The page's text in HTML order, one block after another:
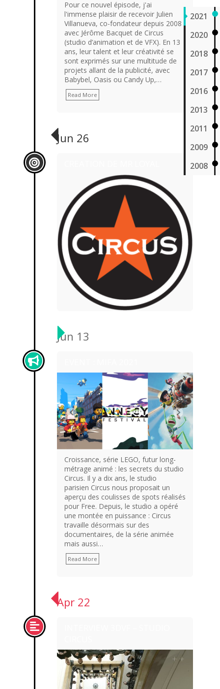
2021
2020
2018
2017
2016
2013
2011
2009
2008
Pour ce nouvel épisode, j'ai
l'immense plaisir de recevoir Julien
Villanueva, co-fondateur depuis 2008
avec Jérôme Bacquet de Circus
(studio d’animation et de VFX). En 13
ans, leur talent et leur créativité se
sont exprimés sur une multitude de
projets allant de la publicité, avec
Babybel, Oasis ou Candy Up,…
Read More
Jun 26
Jun 13
Croissance, série LEGO, futur long-
métrage animé : les secrets du studio
Circus. Il y a dix ans, le studio
parisien Circus nous proposait un
aperçu des coulisses de spots réalisés
pour Free. Depuis, le studio a opéré
une montée en puissance : Circus
travaille désormais sur des
documentaires, de la série animée
mais aussi…
Read More
Apr 22